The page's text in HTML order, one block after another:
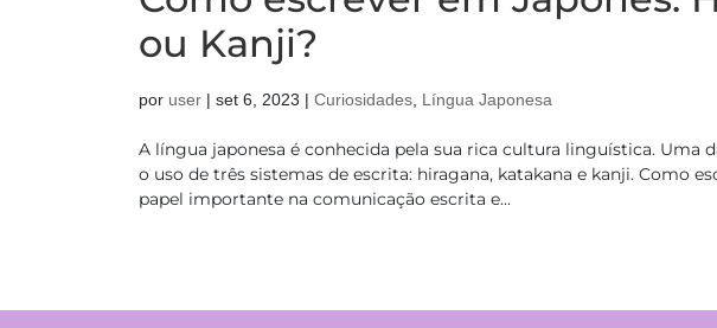
ou Kanji?
por user | set 6, 2023 | Curiosidades Língua Japonesa
A língua japonesa é conhecida pela sua rica cultura linguística. Uma
o uso de três sistemas de escrita: hiragana, katakana e kanji. Como
papel importante na comunicação escrita e...